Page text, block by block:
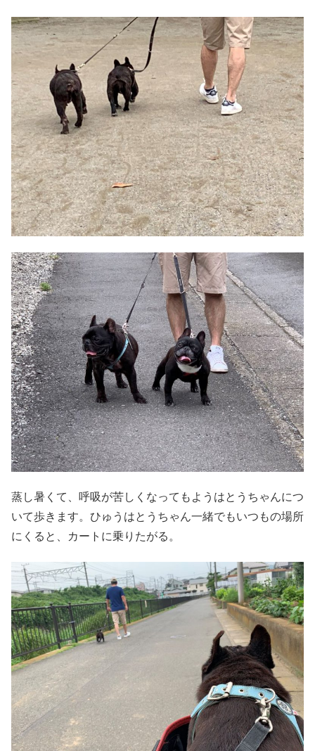
蒸し暑くて、呼吸が苦しくなってもようはとうちゃんにつ
いて歩きます。ひゅうはとうちゃん一緒でもいつもの場所
にくると、カートに乗りたがる。